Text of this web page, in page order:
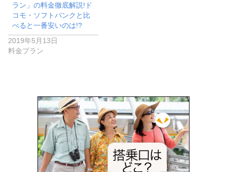
ラン」の料金徹底解説!ド
コモ・ソフトバンクと比
べると一番安いのは!?
2019年5月13日
料金プラン